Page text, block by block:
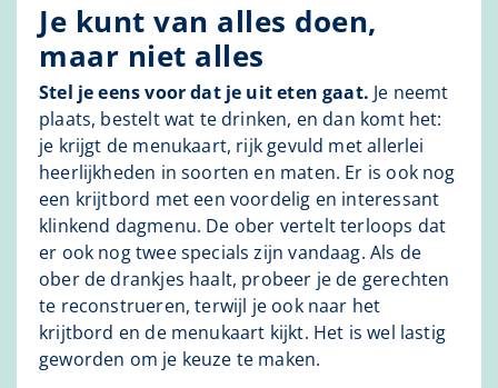
Je kunt van alles doen,
maar niet alles
Stel je eens voor dat je uit eten gaat. Je neemt
plaats, bestelt wat te drinken, en dan komt het:
je krijgt de menukaart, rijk gevuld met allerlei
heerlijkheden in soorten en maten. Er is ook nog
een krijtbord met een voordelig en interessant
klinkend dagmenu. De ober vertelt terloops dat
er ook nog twee specials zijn vandaag. Als de
ober de drankjes haalt, probeer je de gerechten
te reconstrueren, terwijl je ook naar het
krijtbord en de menukaart kijkt. Het is wel lastig
geworden om je keuze te maken.